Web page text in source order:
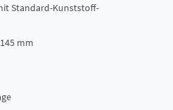
Standard-Kunststoff-
mm